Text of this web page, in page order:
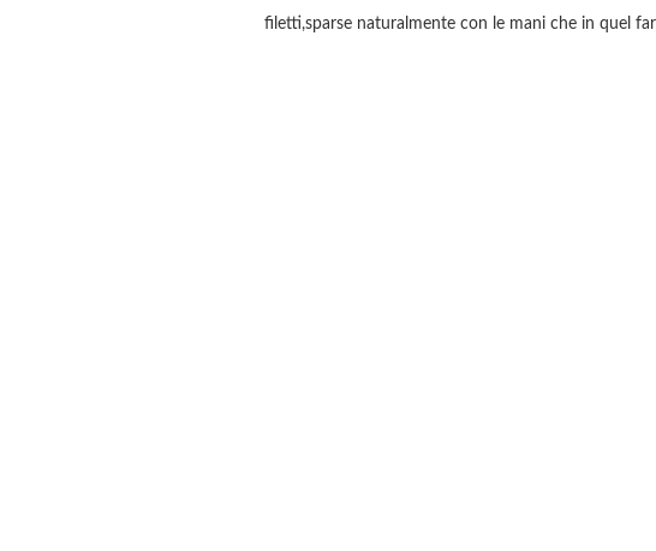
filetti,sparse naturalmente con le mani che in quel